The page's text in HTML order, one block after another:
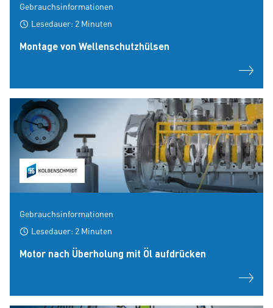
Gebrauchsinformationen
Lesedauer: 2 Minuten
Montage von Wellenschutzhülsen
Gebrauchsinformationen
Lesedauer: 2 Minuten
Motor nach Überholung mit Öl aufdrücken